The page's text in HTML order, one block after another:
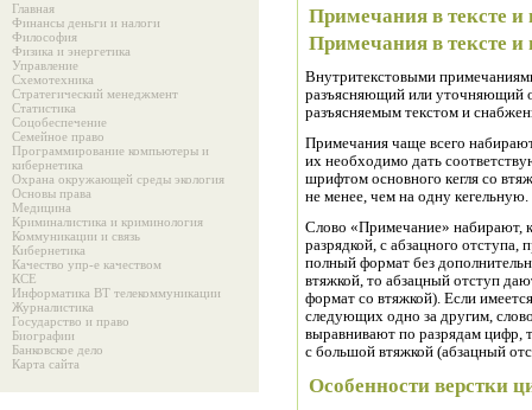
Главная
Финансы деньги и налоги
Философия
Физика и энергетика
Управление
Схемотехника
Стратегический менеджмент
Статистика
Соцобеспечение
Семейное право
Программирование компьютеры и
кибернетика
Охрана окружающей среды экология
Основы права
Медицина
Криминалистика и криминология
Коммуникации и связь
Кибернетика
Качество упр-е качеством
КСЕ
Информатика ВТ телекоммуникации
Журналистика
Государство и право
Биографии
Банковское дело
Карта сайта
Примечания в тексте и
Примечания в тексте и
Внутритекстовыми
разъясняющий или уточняющий
разъясняемым текстом и
Примечания чаще всего
их необходимо дать
шрифтом основного кегля со
не менее, чем на одну
Слово «Примечание» набирают,
разрядкой, с абзацного
полный формат без
втяжкой, то абзацный отступ
формат со втяжкой). Если
следующих одно за другим,
выравнивают по разрядам цифр,
с большой втяжкой (абзацный
Особенности верстки